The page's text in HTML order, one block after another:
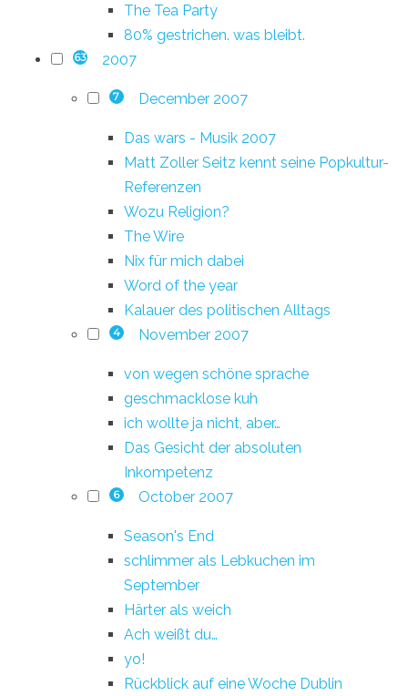
The Tea Party
80% gestrichen. was bleibt.
63 2007
7 December 2007
Das wars - Musik 2007
Matt Zoller Seitz kennt seine Popkultur-
Referenzen
Wozu Religion?
The Wire
Nix für mich dabei
Word of the year
Kalauer des politischen Alltags
4 November 2007
von wegen schöne sprache
geschmacklose kuh
ich wollte ja nicht, aber…
Das Gesicht der absoluten
Inkompetenz
6 October 2007
Season's End
schlimmer als Lebkuchen im
September
Härter als weich
Ach weißt du…
yo!
Rückblick auf eine Woche Dublin